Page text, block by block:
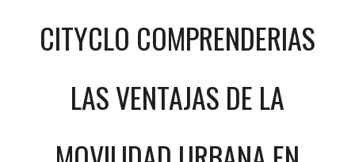
CITYCLO COMPRENDERIAS
LAS VENTAJAS DE LA